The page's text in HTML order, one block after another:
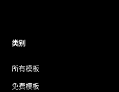
类别
所有模板
免费模板